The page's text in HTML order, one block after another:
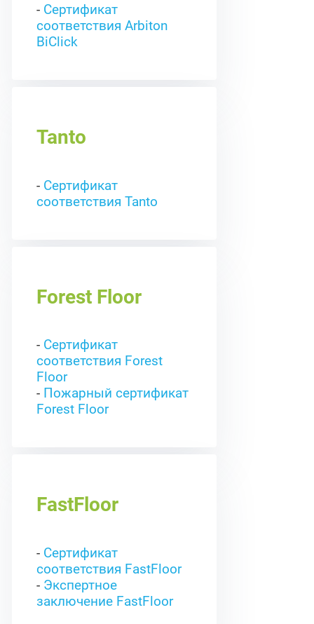
- Сертификат
соответствия Arbiton
BiClick
Tanto
- Сертификат
соответствия Tanto
Forest Floor
- Сертификат
соответствия Forest
Floor
- Пожарный сертификат
Forest Floor
FastFloor
- Сертификат
соответствия FastFloor
- Экспертное
заключение FastFloor